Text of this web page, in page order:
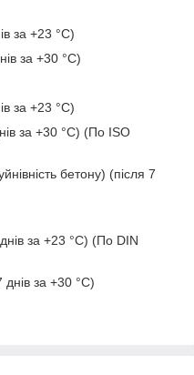
за +23 °C)
за +30 °C)
за +23 °C)
за +30 °C) (По ISO
бетону) (після 7
за +23 °C) (По DIN
за +30 °C)